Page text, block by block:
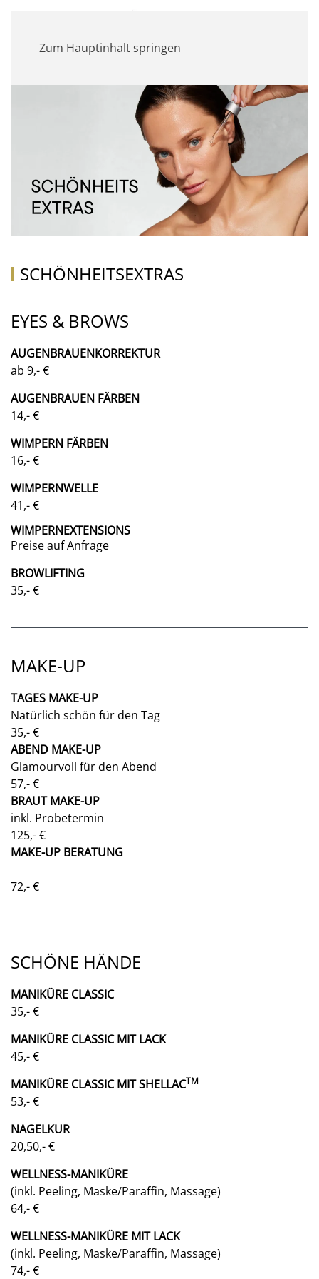
Zum Hauptinhalt springen
SCHÖNHEITSEXTRAS
EYES & BROWS
AUGENBRAUENKORREKTUR
ab 9,- €
AUGENBRAUEN FÄRBEN
14,- €
WIMPERN FÄRBEN
16,- €
WIMPERNWELLE
41,- €
WIMPERNEXTENSIONS
Preise auf Anfrage
BROWLIFTING
35,- €
MAKE-UP
TAGES MAKE-UP
Natürlich schön für den Tag
35,- €
ABEND MAKE-UP
Glamourvoll für den Abend
57,- €
BRAUT MAKE-UP
inkl. Probetermin
125,- €
MAKE-UP BERATUNG
72,- €
SCHÖNE HÄNDE
MANIKÜRE CLASSIC
35,- €
MANIKÜRE CLASSICMIT LACK
45,- €
MANIKÜRE CLASSIC MIT SHELLACTM
53,- €
NAGELKUR
20,50,- €
WELLNESS-MANIKÜRE
(inkl. Peeling, Maske/Paraffin, Massage)
64,- €
WELLNESS-MANIKÜRE MIT LACK
(inkl. Peeling, Maske/Paraffin, Massage)
74,- €